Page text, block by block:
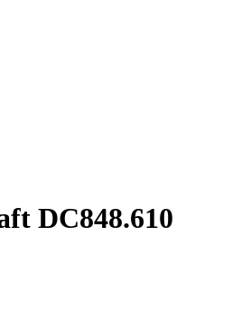
DC848.610